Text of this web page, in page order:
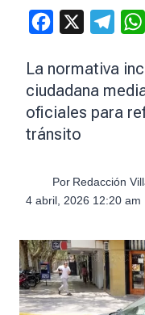
Facebook
La normativa
ciudadana
oficiales para
tránsito
Por Redacción
4 abril, 2026 12:20 am